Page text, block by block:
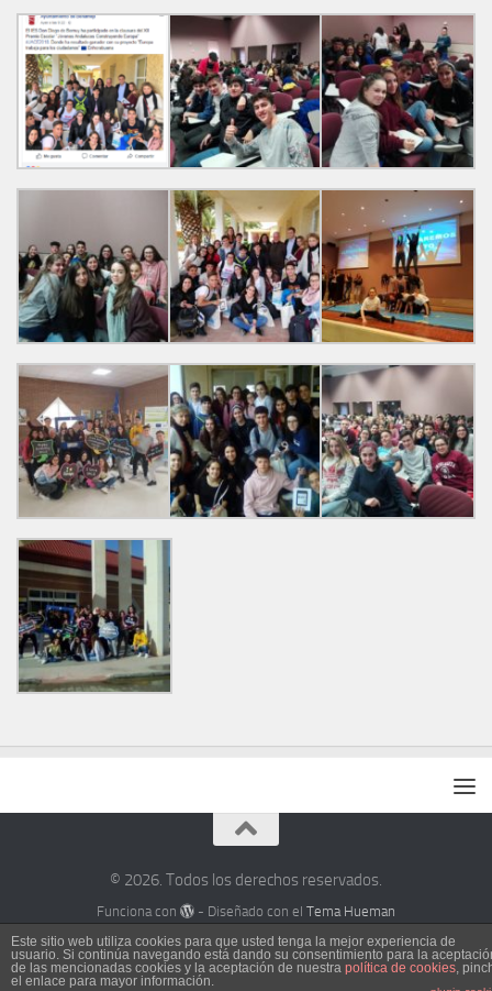
© 2026. Todos los derechos reservados.
Funciona con - Diseñado con elTema Hueman
Este sitio web utiliza cookies para que usted tenga la mejor experiencia de
usuario. Si continúa navegando está dando su consentimiento para la
de las mencionadas cookies y la aceptación de nuestra política de cookies,
el enlace para mayor información.